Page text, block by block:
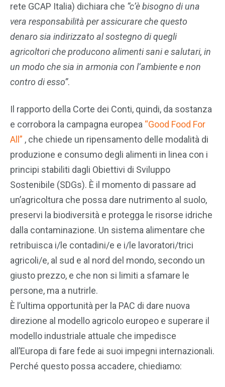
rete GCAP Italia) dichiara che “c’è bisogno di una
vera responsabilità per assicurare che questo
denaro sia indirizzato al sostegno di quegli
agricoltori che producono alimenti sani e salutari, in
un modo che sia in armonia con l’ambiente e non
contro di esso”.
Il rapporto della Corte dei Conti, quindi, da sostanza
e corrobora la campagna europea “Good Food For
All” , che chiede un ripensamento delle modalità di
produzione e consumo degli alimenti in linea con i
principi stabiliti dagli Obiettivi di Sviluppo
Sostenibile (SDGs). È il momento di passare ad
un’agricoltura che possa dare nutrimento al suolo,
preservi la biodiversità e protegga le risorse idriche
dalla contaminazione. Un sistema alimentare che
retribuisca i/le contadini/e e i/le lavoratori/trici
agricoli/e, al sud e al nord del mondo, secondo un
giusto prezzo, e che non si limiti a sfamare le
persone, ma a nutrirle.
È l’ultima opportunità per la PAC di dare nuova
direzione al modello agricolo europeo e superare il
modello industriale attuale che impedisce
all’Europa di fare fede ai suoi impegni internazionali.
Perché questo possa accadere, chiediamo: